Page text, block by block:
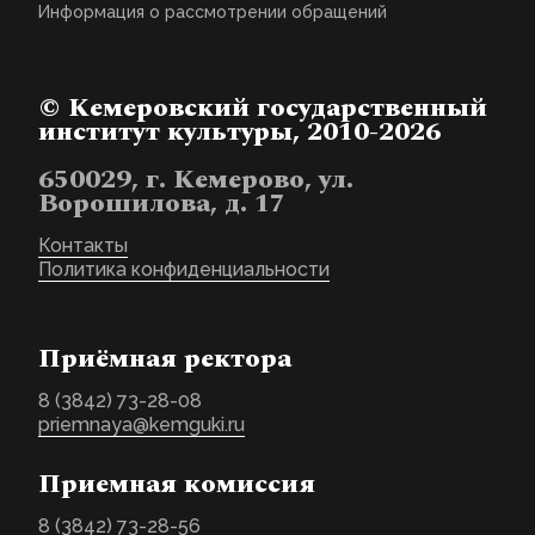
Информация о рассмотрении обращений
© Кемеровский государственный
институт культуры, 2010-2026
650029, г. Кемерово, ул.
Ворошилова, д. 17
Контакты
Политика конфиденциальности
Приёмная ректора
8 (3842) 73-28-08
priemnaya@kemguki.ru
Приемная комиссия
8 (3842) 73-28-56